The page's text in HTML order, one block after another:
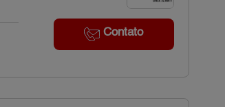
Contato